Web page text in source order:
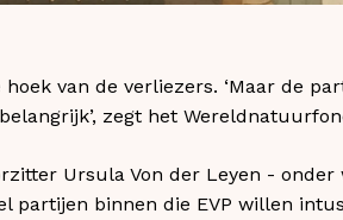
van de verliezers. ‘Maar de
zegt het
Ursula Von der Leyen -
partijen binnen die EVP willen